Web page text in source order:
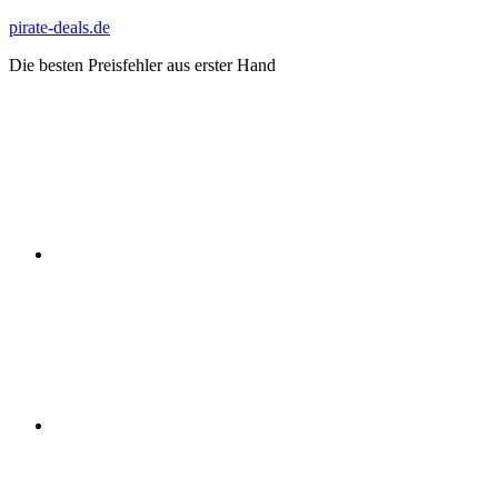
Zum
springen
pirate-deals.de
Die besten Preisfehler aus erster Hand